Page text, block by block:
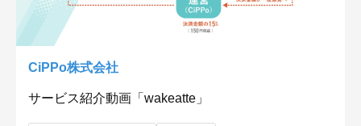
CiPPo株式会社
サービス紹介動画「wakeatte」